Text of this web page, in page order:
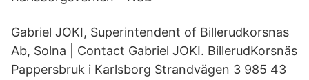
Gabriel JOKI, Superintendent of Billerudkorsnas
Ab, Solna | Contact Gabriel JOKI. BillerudKorsnäs
Pappersbruk i Karlsborg Strandvägen 3 985 43